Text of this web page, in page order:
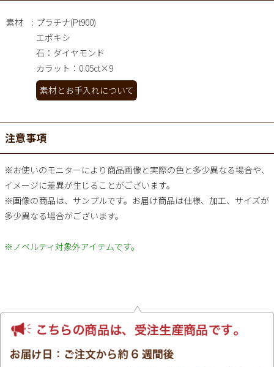
素材
プラチナ(Pt900)
エポキシ
石：ダイヤモンド
カラット：0.05ct×9
素材とお手入れについて
注意事項
※お使いのモニターにより商品画像と実際の色と多少異なる場合や、
イメージに差異が生じることがございます。
※画像の商品は、サンプルです。お届け商品は仕様、加工、サイズが
多少異なる場合がございます。
※ノベルティ対象外アイテムです。